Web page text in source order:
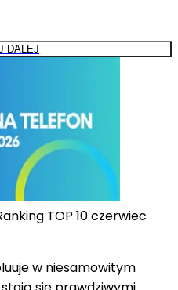
DALEJ
TOP 10 czerwiec
w niesamowitym